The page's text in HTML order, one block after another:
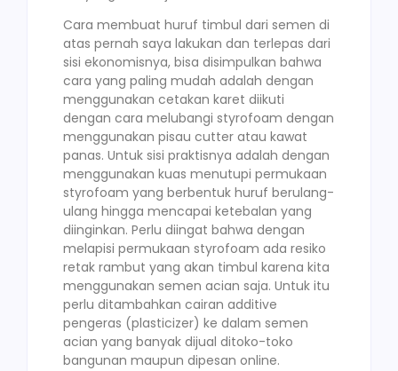
Cara membuat huruf timbul dari semen di
atas pernah saya lakukan dan terlepas dari
sisi ekonomisnya, bisa disimpulkan bahwa
cara yang paling mudah adalah dengan
menggunakan cetakan karet diikuti
dengan cara melubangi styrofoam dengan
menggunakan pisau cutter atau kawat
panas. Untuk sisi praktisnya adalah dengan
menggunakan kuas menutupi permukaan
styrofoam yang berbentuk huruf berulang-
ulang hingga mencapai ketebalan yang
diinginkan. Perlu diingat bahwa dengan
melapisi permukaan styrofoam ada resiko
retak rambut yang akan timbul karena kita
menggunakan semen acian saja. Untuk itu
perlu ditambahkan cairan additive
pengeras (plasticizer) ke dalam semen
acian yang banyak dijual ditoko-toko
bangunan maupun dipesan online.